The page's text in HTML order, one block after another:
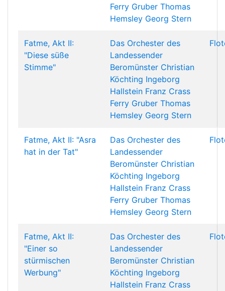
Ferry Gruber Thomas
Hemsley Georg Stern
Fatme, Akt II:
"Diese süße
Stimme"
Das Orchester des
Landessender
Beromünster Christian
Köchting Ingeborg
Hallstein Franz Crass
Ferry Gruber Thomas
Hemsley Georg Stern
Fatme, Akt II: "Asra
hat in der Tat"
Das Orchester des
Landessender
Beromünster Christian
Köchting Ingeborg
Hallstein Franz Crass
Ferry Gruber Thomas
Hemsley Georg Stern
Fatme, Akt II:
"Einer so
stürmischen
Werbung"
Das Orchester des
Landessender
Beromünster Christian
Köchting Ingeborg
Hallstein Franz Crass